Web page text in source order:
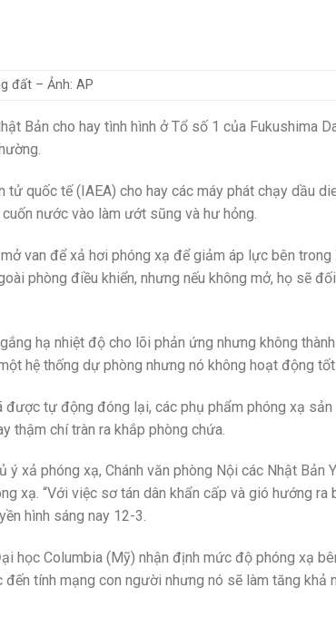
đất – Ảnh: AP
Bản cho hay tình hình ở Tổ số 1 của Fukushima
tử quốc tế (IAEA) cho hay các máy phát chạy dầu
nước vào làm ướt sũng và hư hỏng.
van để xả hơi phóng xạ để giảm áp lực bên
phòng điều khiển, nhưng nếu không mở, họ sẽ
hạ nhiệt độ cho lõi phản ứng nhưng không
hệ thống dự phòng nhưng nó không hoạt động
được tự động đóng lại, các phụ phẩm phóng xạ
thậm chí tràn ra khắp phòng chứa.
ý xả phóng xạ, Chánh văn phòng Nội các Nhật Bản
xạ. “Với việc sơ tán dân khẩn cấp và gió hướng
hình sáng nay 12-3.
học Columbia (Mỹ) nhận định mức độ phóng xạ
tính mạng con người nhưng nó sẽ làm tăng khả